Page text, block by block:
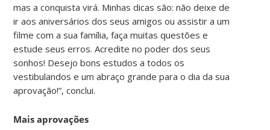
mas a conquista virá. Minhas dicas são: não deixe de
ir aos aniversários dos seus amigos ou assistir a um
filme com a sua família, faça muitas questões e
estude seus erros. Acredite no poder dos seus
sonhos! Desejo bons estudos a todos os
vestibulandos e um abraço grande para o dia da sua
aprovação!”, conclui.
Mais aprovações